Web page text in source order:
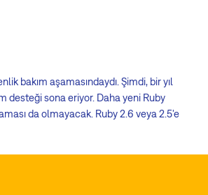
bakım aşamasındaydı. Şimdi, bir yıl
desteği sona eriyor. Daha yeni Ruby
da olmayacak. Ruby 2.6 veya 2.5'e